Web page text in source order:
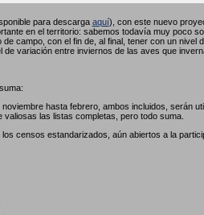
para descarga aquí), con este nuevo
en el territorio: sabemos todavía muy poco
campo, con el fin de, al final, tener con un nivel
variación entre inviernos de las aves que
hasta febrero, ambos incluidos, serán
las listas completas, pero todo suma.
censos estandarizados, aún abiertos a la